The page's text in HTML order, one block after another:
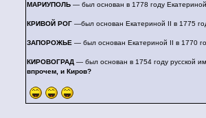
МАРИУПОЛЬ — был основан в 1778 году
КРИВОЙ РОГ —был основан Екатериной II в 1775
ЗАПОРОЖЬЕ — был основан Екатериной II в 1770
КИРОВОГРАД — был основан в 1754 году русской
впрочем, и Киров?